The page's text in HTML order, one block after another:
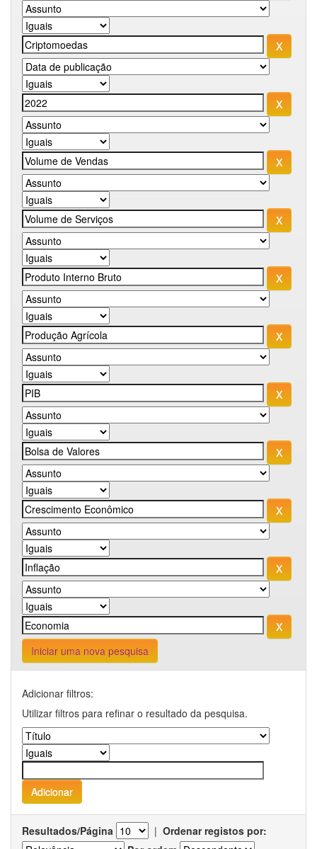
Iniciar uma nova pesquisa
Adicionar filtros:
Utilizar filtros para refinar o resultado da pesquisa.
Resultados/Página | Ordenar registos por: